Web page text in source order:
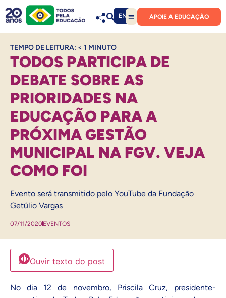
EN APOIE A EDUCAÇÃO
TEMPO DE LEITURA: < 1 MINUTO
TODOS PARTICIPA DE
DEBATE SOBRE AS
PRIORIDADES NA
EDUCAÇÃO PARA A
PRÓXIMA GESTÃO
MUNICIPAL NA FGV. VEJA
COMO FOI
Evento será transmitido pelo YouTube da Fundação
Getúlio Vargas
07/11/2020 EVENTOS
Ouvir texto do post
No dia 12 de novembro, Priscila Cruz, presidente-